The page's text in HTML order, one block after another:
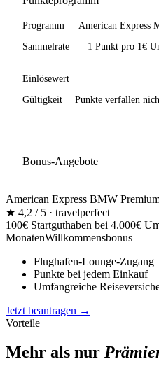
Programm
American Express
Sammelrate
1 Punkt pro 1€
Einlösewert
Gültigkeit
Punkte verfallen
Bonus-Angebote
American Express BMW
★ 4,2 / 5 · travelperfect
100€ Startguthaben bei 4.000€
MonatenWillkommensbonus
Flughafen-Lounge-Zugang
Punkte bei jedem Einkauf
Umfangreiche
Jetzt beantragen →
Vorteile
Mehr als nur